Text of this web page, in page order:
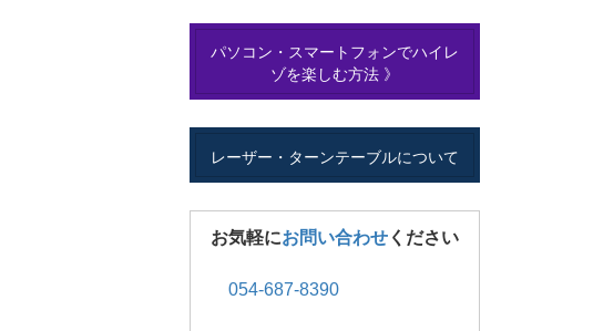
パソコン・スマートフォンでハイレ
ゾを楽しむ方法 》
レーザー・ターンテーブルについて
お気軽にお問い合わせください
054-687-8390